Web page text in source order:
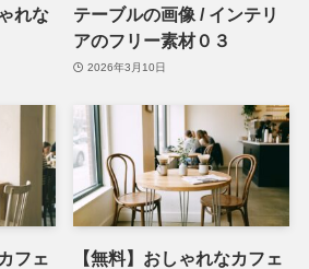
れな
テーブルの画像 / インテリ
アのフリー素材０３
2026年3月10日
フェ
【無料】おしゃれなカフェ